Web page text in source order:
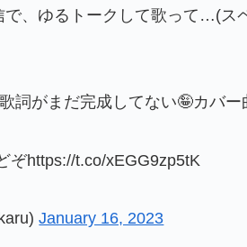
、ゆるトークして歌って…(ス
詞がまだ完成してない🤪カバー
ぞhttps://t.co/xEGG9zp5tK
January 16, 2023